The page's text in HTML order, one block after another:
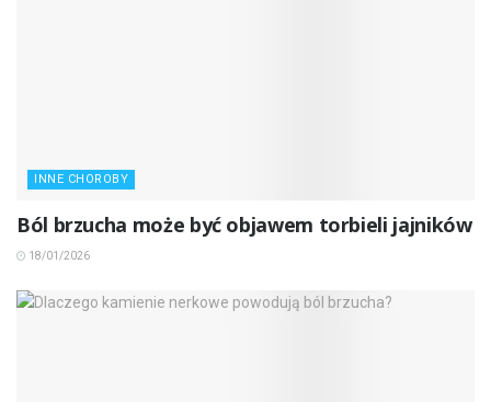
INNE CHOROBY
Ból brzucha może być objawem torbieli jajników
18/01/2026